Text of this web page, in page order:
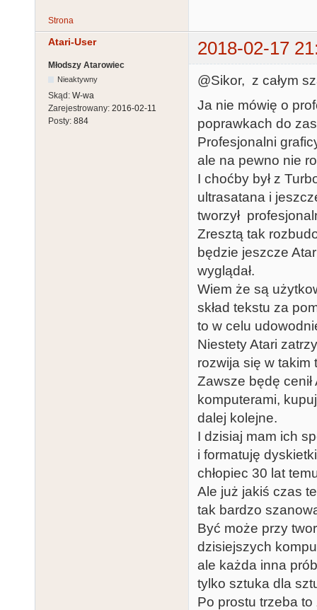
Strona
Atari-User 2018-02-17
Młodszy Atarowiec
Nieaktywny
Skąd: W-wa
Zarejestrowany: 2016-02-11
Posty: 884
@Sikor, z całym
Ja nie mówię o
poprawkach do
Profesjonalni
ale na pewno nie
I choćby był z
ultrasatana i
tworzył
Zresztą tak
będzie jeszcze
wyglądał.
Wiem że są
skład tekstu za
to w celu
Niestety Atari
rozwija się w takim
Zawsze będę
komputerami,
dalej kolejne.
I dzisiaj mam ich
i formatuję
chłopiec 30 lat
Ale już jakiś czas
tak bardzo
Być może przy
dzisiejszych
ale każda inna
tylko sztuka dla
Po prostu trzeba